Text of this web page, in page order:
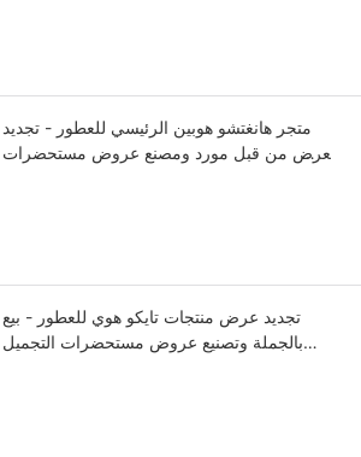
متجر هانغتشو هوبين الرئيسي للعطور - تجديد
العرض من قبل مورد ومصنع عروض مستحضرات
تجديد عرض منتجات تايكو هوي للعطور - بيع
بالجملة وتصنيع عروض مستحضرات التجميل